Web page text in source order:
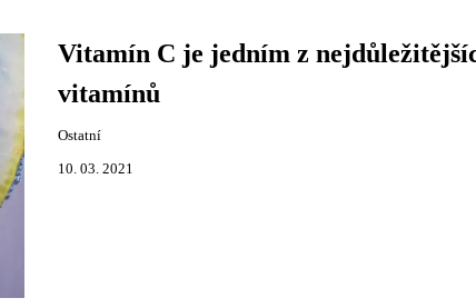
Vitamín C je jedním z
vitamínů
Ostatní
10. 03. 2021